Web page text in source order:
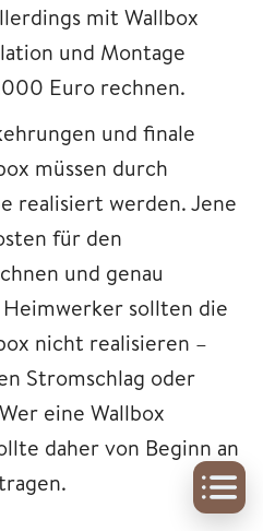
mit Wallbox
und Montage
Euro rechnen.
und finale
müssen durch
realisiert werden. Jene
für den
und genau
Heimwerker sollten die
nicht realisieren –
Stromschlag oder
eine Wallbox
daher von Beginn an